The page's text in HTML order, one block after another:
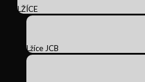
LŽÍCE
Lžíce JCB